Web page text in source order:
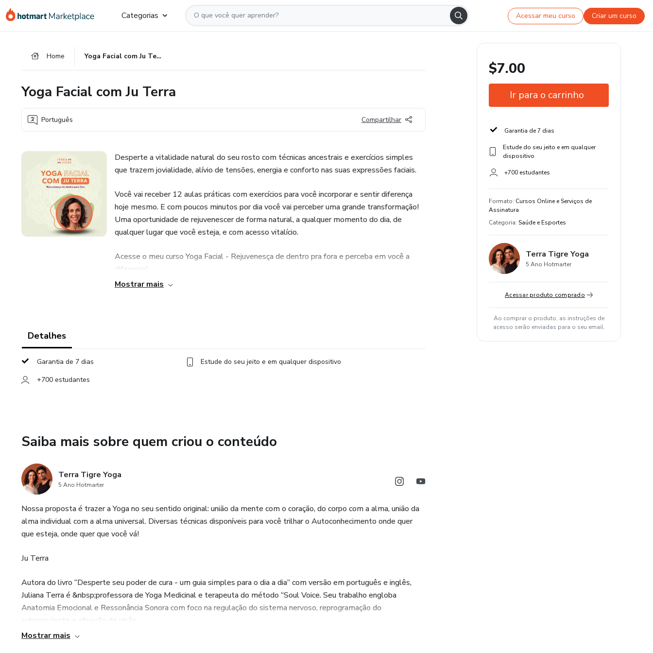
para
para
para
Categorias Acessar meu curso Criar um curso
Home Yoga Facial com Ju Terra
Yoga Facial com Ju Terra
Português Compartilhar
Desperte a vitalidade natural do seu rosto com técnicas ancestrais e exercícios simples
que trazem jovialidade, alívio de tensões, energia e conforto nas suas expressões faciais.
Você vai receber 12 aulas práticas com exercícios para você incorporar e sentir diferença
hoje mesmo. E com poucos minutos por dia você vai perceber uma grande transformação!
Uma oportunidade de rejuvenescer de forma natural, a qualquer momento do dia, de
qualquer lugar que você esteja, e com acesso vitalício.
Acesse o meu curso Yoga Facial - Rejuvenesça de dentro pra fora e perceba em você a
diferença!
Mostrar mais
Detalhes
Garantia de 7 dias
Estude do seu jeito e em qualquer dispositivo
+700 estudantes
Saiba mais sobre quem criou o conteúdo
Terra Tigre Yoga
5 Ano Hotmarter
Nossa proposta é trazer a Yoga no seu sentido original: união da mente com o coração, do corpo com a alma, união da
alma individual com a alma universal. Diversas técnicas disponíveis para você trilhar o Autoconhecimento onde quer
que esteja, onde quer que você vá!
Ju Terra
Autora do livro “Desperte seu poder de cura - um guia simples para o dia a dia” com versão em português e inglês,
Juliana Terra é &nbsp;professora de Yoga Medicinal e terapeuta do método “Soul Voice. Seu trabalho engloba
Anatomia Emocional e Ressonância Sonora com foco na regulação do sistema nervoso, reprogramação do
subconsciente e ativação de visão.
Mostrar mais
$7.00
Ir para o carrinho
Garantia de 7 dias
Estude do seu jeito e em qualquer
dispositivo
+700 estudantes
Formato: Cursos Online e Serviços de
Assinatura
Categoria: Saúde e Esportes
Terra Tigre Yoga
5 Ano Hotmarter
Acessar produto comprado
Ao comprar o produto, as instruções de
acesso serão enviadas para o seu email.